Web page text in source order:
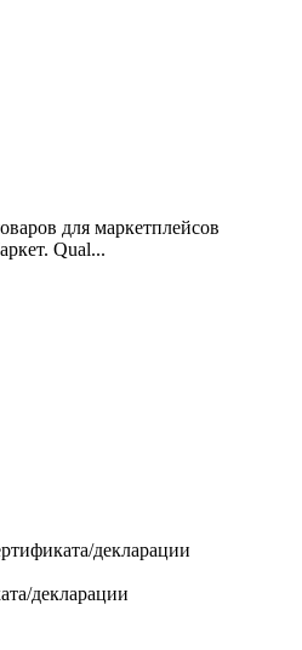
для маркетплейсов
Qual...
декларации
декларации